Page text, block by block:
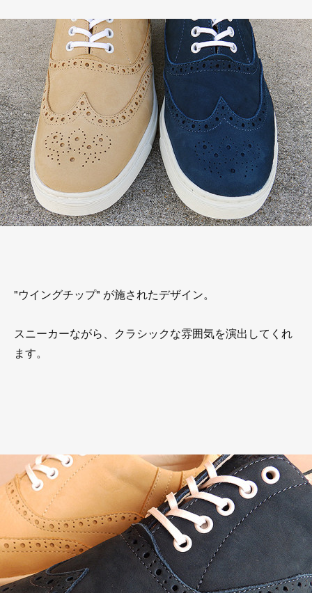
"ウイングチップ" が施されたデザイン。
スニーカーながら、クラシックな雰囲気を演出してくれ
ます。